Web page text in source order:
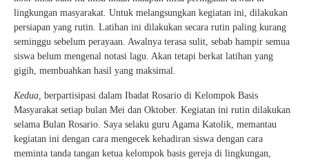
lingkungan masyarakat. Untuk melangsungkan kegiatan ini, dilakukan
persiapan yang rutin. Latihan ini dilakukan secara rutin paling kurang
seminggu sebelum perayaan. Awalnya terasa sulit, sebab hampir semua
siswa belum mengenal notasi lagu. Akan tetapi berkat latihan yang
gigih, membuahkan hasil yang maksimal.
Kedua, berpartisipasi dalam Ibadat Rosario di Kelompok Basis
Masyarakat setiap bulan Mei dan Oktober. Kegiatan ini rutin dilakukan
selama Bulan Rosario. Saya selaku guru Agama Katolik, memantau
kegiatan ini dengan cara mengecek kehadiran siswa dengan cara
meminta tanda tangan ketua kelompok basis gereja di lingkungan,